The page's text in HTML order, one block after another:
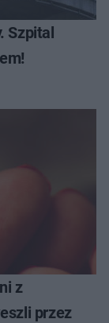
Szpital
z
przez